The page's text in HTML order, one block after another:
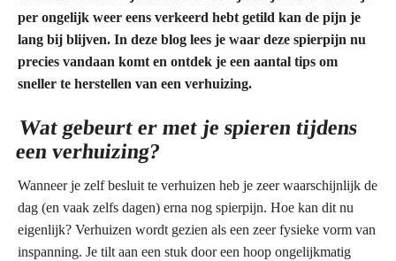
per ongelijk weer eens verkeerd hebt getild kan de pijn je
lang bij blijven. In deze blog lees je waar deze spierpijn nu
precies vandaan komt en ontdek je een aantal tips om
sneller te herstellen van een verhuizing.
Wat gebeurt er met je spieren tijdens
een verhuizing?
Wanneer je zelf besluit te verhuizen heb je zeer waarschijnlijk de
dag (en vaak zelfs dagen) erna nog spierpijn. Hoe kan dit nu
eigenlijk? Verhuizen wordt gezien als een zeer fysieke vorm van
inspanning. Je tilt aan een stuk door een hoop ongelijkmatig